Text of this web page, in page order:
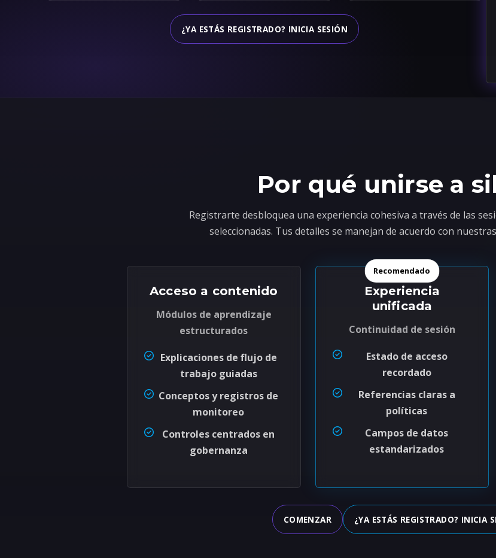
¿YA ESTÁS REGISTRADO? INICIA SESIÓN
Por qué unirse a
Registrarte desbloquea una experiencia cohesiva a través de las
seleccionadas. Tus detalles se manejan de acuerdo con
Acceso a contenido
Módulos de aprendizaje
estructurados
Explicaciones de flujo de
trabajo guiadas
Conceptos y registros de
monitoreo
Controles centrados en
gobernanza
Recomendado
Experiencia
unificada
Continuidad de sesión
Estado de acceso
recordado
Referencias claras a
políticas
Campos de datos
estandarizados
COMENZAR ¿YA ESTÁS REGISTRADO? INICIA